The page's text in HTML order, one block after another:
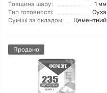
Товщина шару:
1 мм
Тип готовності:
Суха
Суміші за складом:
Цементний
Продано